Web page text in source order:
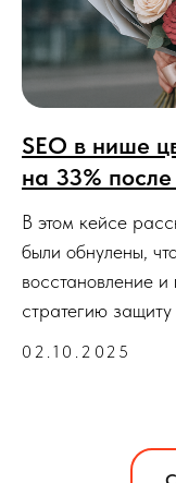
SEO в нише
на 33%
В этом кейсе
были обнулены,
восстановление
стратегию
02.10.2025